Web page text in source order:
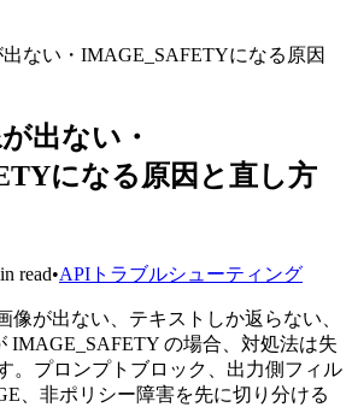
ない・IMAGE_SAFETYになる原因
出ない・
になる原因と直し方
read•APIトラブルシューティング
像が出ない、テキストしか返らない、
IMAGE_SAFETY の場合、対処法は失
。プロンプトブロック、出力側フィル
、非ポリシー障害を先に切り分ける